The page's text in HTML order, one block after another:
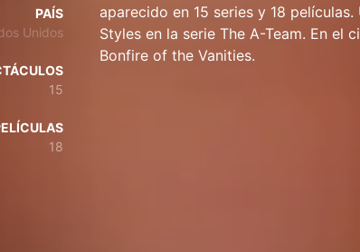
PAÍS
Unidos
15
18
aparecido en 15 series y 18
Styles en la serie The A-Team. En el
Bonfire of the Vanities.